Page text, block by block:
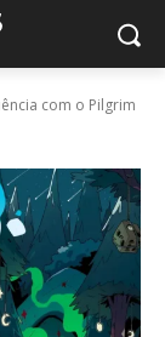
com o Pilgrim